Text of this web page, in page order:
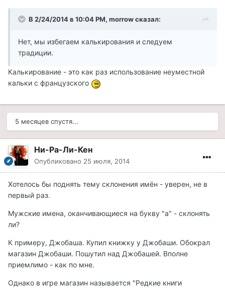
В 2/24/2014 в 10:04 PM, morrow сказал:
Нет, мы избегаем калькирования и следуем
традиции.
Калькирование - это как раз использование неуместной
кальки с французского
5 месяцев спустя...
Ни-Ра-Ли-Кен
Опубликовано 25 июля, 2014
Хотелось бы поднять тему склонения имён - уверен, не в
первый раз.
Мужские имена, оканчивающиеся на букву "а" - склонять
ли?
К примеру, Джобаша. Купил книжку у Джобаши. Обокрал
магазин Джобаши. Пошутил над Джобашей. Вполне
приемлимо - как по мне.
Однако в игре магазин называется "Редкие книги